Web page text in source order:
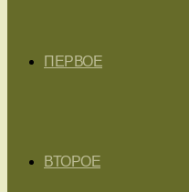
ПЕРВОЕ
ВТОРОЕ